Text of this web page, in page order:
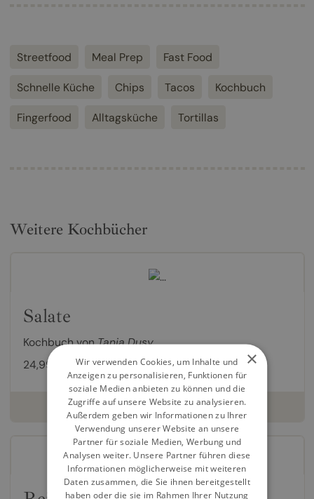
Streetfood Meal Prep Fast Food
Schnelle Küche Chips Tacos Kochbuch
Fingerfood Alltagsküche Tortillas
Weitere Kochbücher
Salate
Kochbuch vonTanja Dusy
24,99 €
weiterlesen
×
Wir verwenden Cookies, um Inhalte und
Anzeigen zu personalisieren, Funktionen für
soziale Medien anbieten zu können und die
Zugriffe auf unsere Website zu analysieren.
Außerdem geben wir Informationen zu Ihrer
Verwendung unserer Website an unsere
Partner für soziale Medien, Werbung und
Analysen weiter. Unsere Partner führen diese
Informationen möglicherweise mit weiteren
Daten zusammen, die Sie ihnen bereitgestellt
haben oder die sie im Rahmen Ihrer Nutzung